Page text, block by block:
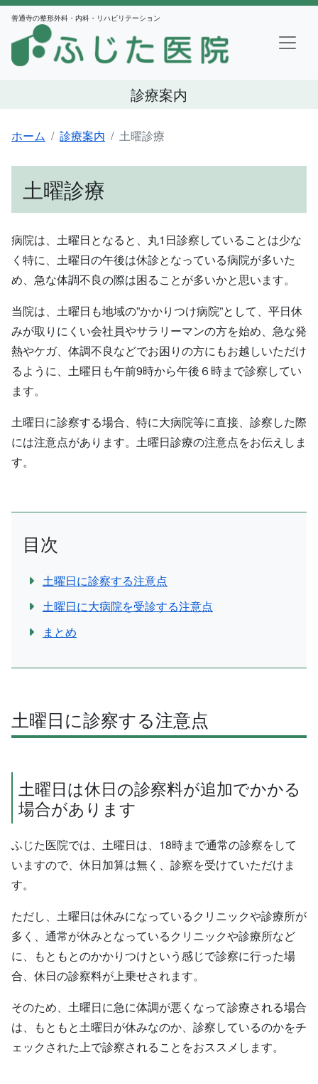
善通寺の整形外科・内科・リハビリテーション
診療案内
ホーム 診療案内 土曜診療
土曜診療
病院は、土曜日となると、丸1日診察していることは少な
く特に、土曜日の午後は休診となっている病院が多いた
め、急な体調不良の際は困ることが多いかと思います。
当院は、土曜日も地域の”かかりつけ病院”として、平日休
みが取りにくい会社員やサラリーマンの方を始め、急な発
熱やケガ、体調不良などでお困りの方にもお越しいただけ
るように、土曜日も午前9時から午後６時まで診察してい
ます。
土曜日に診察する場合、特に大病院等に直接、診察した際
には注意点があります。土曜日診療の注意点をお伝えしま
す。
目次
土曜日に診察する注意点
土曜日に大病院を受診する注意点
まとめ
土曜日に診察する注意点
土曜日は休日の診察料が追加でかかる
場合があります
ふじた医院では、土曜日は、18時まで通常の診察をして
いますので、休日加算は無く、診察を受けていただけま
す。
ただし、土曜日は休みになっているクリニックや診療所が
多く、通常が休みとなっているクリニックや診療所など
に、もともとのかかりつけという感じで診察に行った場
合、休日の診察料が上乗せされます。
そのため、土曜日に急に体調が悪くなって診療される場合
は、もともと土曜日が休みなのか、診察しているのかをチ
ェックされた上で診察されることをおススメします。